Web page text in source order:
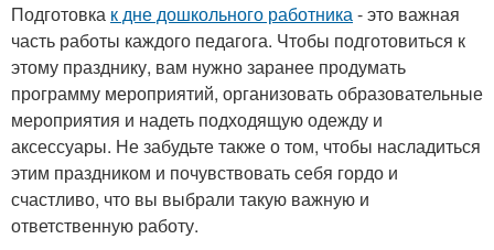
Подготовка к дне дошкольного работника- это важная
часть работы каждого педагога. Чтобы подготовиться к
этому празднику, вам нужно заранее продумать
программу мероприятий, организовать образовательные
мероприятия и надеть подходящую одежду и
аксессуары. Не забудьте также о том, чтобы насладиться
этим праздником и почувствовать себя гордо и
счастливо, что вы выбрали такую важную и
ответственную работу.